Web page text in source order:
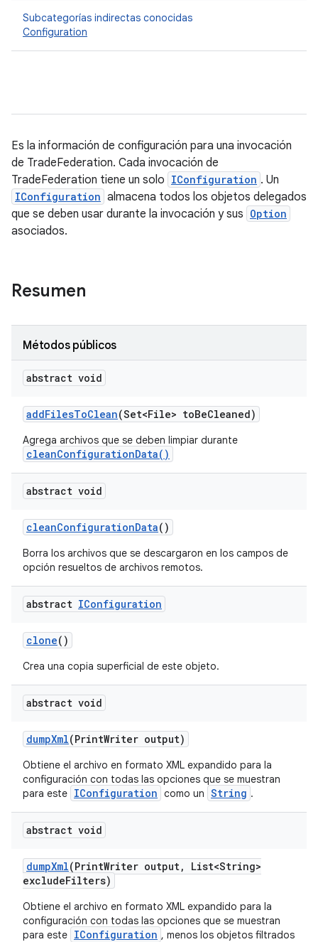
Subcategorías indirectas conocidas
Configuration
Es la información de configuración para una invocación
de TradeFederation. Cada invocación de
TradeFederation tiene un solo IConfiguration . Un
IConfiguration almacena todos los objetos delegados
que se deben usar durante la invocación y sus Option
asociados.
Resumen
Métodos públicos
abstract void
addFilesToClean(Set<File> toBeCleaned)
Agrega archivos que se deben limpiar durante
cleanConfigurationData()
abstract void
cleanConfigurationData()
Borra los archivos que se descargaron en los campos de
opción resueltos de archivos remotos.
abstract IConfiguration
clone()
Crea una copia superficial de este objeto.
abstract void
dumpXml(PrintWriter output)
Obtiene el archivo en formato XML expandido para la
configuración con todas las opciones que se muestran
para este IConfiguration como un String .
abstract void
dumpXml(PrintWriter output,
List<String>
excludeFilters)
Obtiene el archivo en formato XML expandido para la
configuración con todas las opciones que se muestran
para este IConfiguration , menos los objetos filtrados